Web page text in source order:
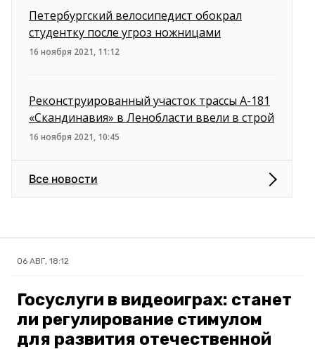
Петербургский велосипедист обокрал
студентку после угроз ножницами
16 ноября 2021, 11:12
Реконструированный участок трассы А-181
«Скандинавия» в Ленобласти ввели в строй
16 ноября 2021, 10:45
Все новости
06 АВГ, 18:12
Госуслуги в видеоиграх: станет
ли регулирование стимулом
для развития отечественной